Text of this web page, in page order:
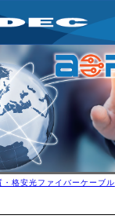
・格安光ファイバーケーブル